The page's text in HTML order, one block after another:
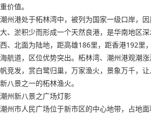
重价值。
潮州港处于柘林湾中，被列为国家一级口岸，
大、淤积少而形成一个天然良港，是华南地区深
西、北面为陆地，距高雄186里，距香港192里
海航道，区位优势突出。柘林湾、潮州港观潮
帆竞发，赏白鹭归巢，万家渔火，景象万千，
新八景之一的柘林渔火。
潮州新八景之广场灯影
潮州市人民广场位于新市区的中心地带，占地